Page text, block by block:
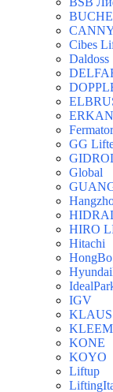
Cibes
Daldoss
Fermator
GG
Global
HIRO
Hitachi
IGV
KLAUS
KONE
KOYO
Liftup